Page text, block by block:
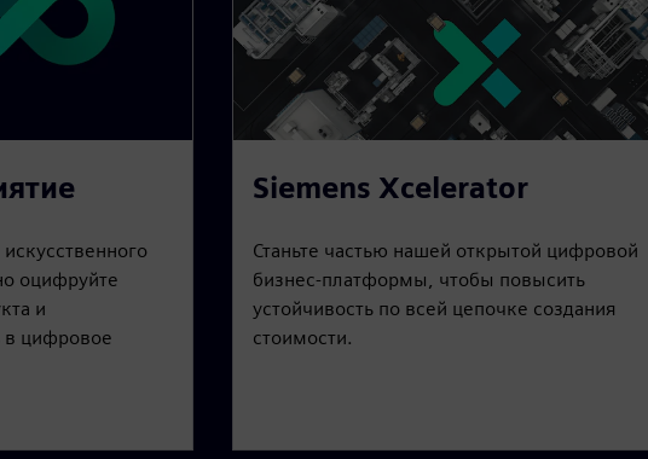
оцифруйте
и
в цифровое
Siemens Xcelerator
Станьте частью нашей открытой цифровой
бизнес-платформы, чтобы повысить
устойчивость по всей цепочке создания
стоимости.